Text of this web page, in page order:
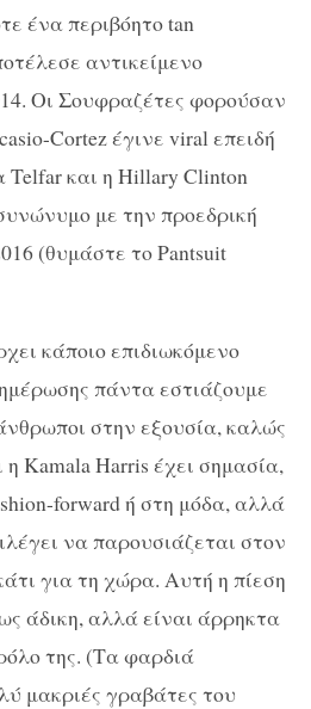
ένα περιβόητο tan
αντικείμενο
Οι Σουφραζέτες φορούσαν
Cortez έγινε viral επειδή
και η Hillary Clinton
με την προεδρική
(θυμάστε το Pantsuit
κάποιο επιδιωκόμενο
πάντα εστιάζουμε
στην εξουσία, καλώς
Kamala Harris έχει σημασία,
forward ή στη μόδα, αλλά
να παρουσιάζεται στον
για τη χώρα. Αυτή η πίεση
άδικη, αλλά είναι άρρηκτα
της. (Τα φαρδιά
μακριές γραβάτες του